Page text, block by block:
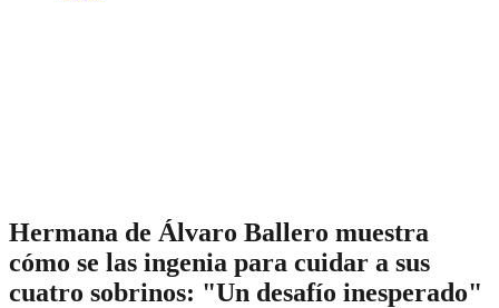
Hermana de Álvaro Ballero muestra
cómo se las ingenia para cuidar a sus
cuatro sobrinos: "Un desafío inesperado"